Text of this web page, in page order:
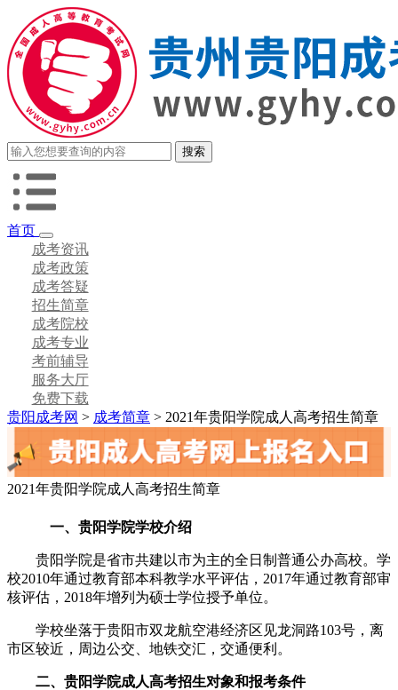
首页
成考资讯
成考政策
成考答疑
招生简章
成考院校
成考专业
考前辅导
服务大厅
免费下载
贵阳成考网 > 成考简章 > 2021年贵阳学院成人高考招生简章
2021年贵阳学院成人高考招生简章
一、贵阳学院学校介绍
贵阳学院是省市共建以市为主的全日制普通公办高校。学
校2010年通过教育部本科教学水平评估，2017年通过教育部审
核评估，2018年增列为硕士学位授予单位。
学校坐落于贵阳市双龙航空港经济区见龙洞路103号，离
市区较近，周边公交、地铁交汇，交通便利。
二、贵阳学院成人高考招生对象和报考条件